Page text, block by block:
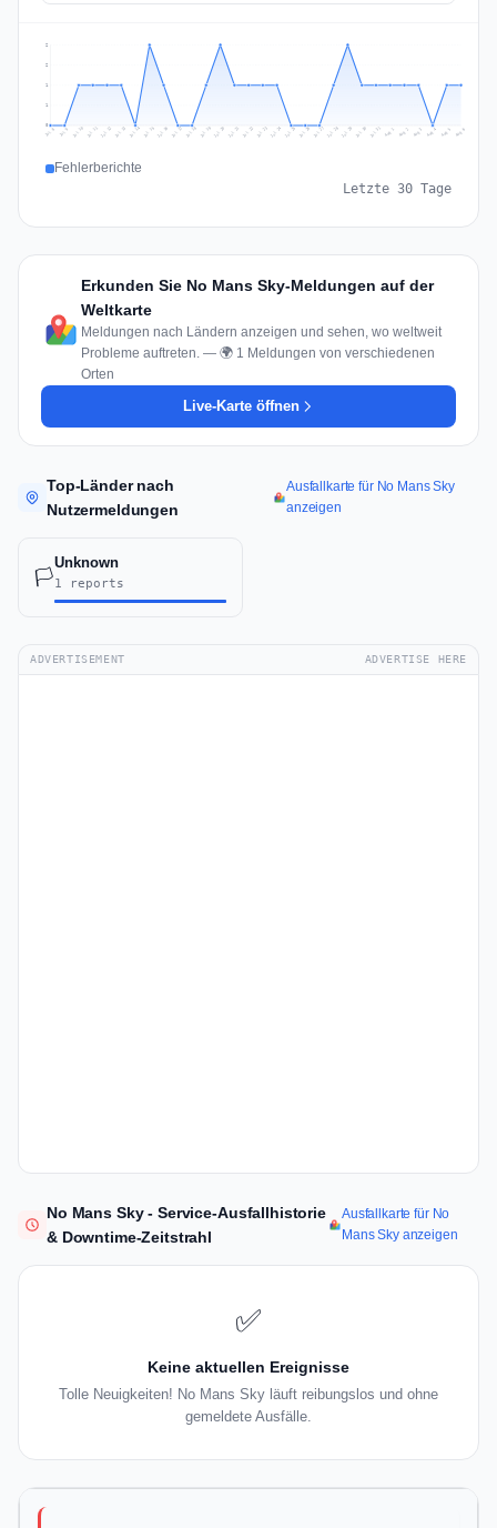
1
1
2
2
Jul 8 Jul 9 Jul 10 Jul 11 Jul 12 Jul 13 Jul 14 Jul 15 Jul 16 Jul 17 Jul 18 Jul 19 Jul 20 Jul 21 Jul 22 Jul 23 Jul 24 Jul 25 Jul 26 Jul 27 Jul 28 Jul 29 Jul 30 Jul 31 Aug 1 Aug 2 Aug 3 Aug 4 Aug 5 Aug 6
Fehlerberichte
Letzte 30 Tage
Erkunden Sie No Mans Sky-Meldungen auf der
Weltkarte
Meldungen nach Ländern anzeigen und sehen, wo weltweit
Probleme auftreten. — 🌍 1 Meldungen von verschiedenen
Orten
Live-Karte öffnen
Top-Länder nach
Nutzermeldungen
Ausfallkarte für No Mans Sky
anzeigen
🏳️
Unknown
1 reports
ADVERTISEMENT ADVERTISE HERE
No Mans Sky - Service-Ausfallhistorie
& Downtime-Zeitstrahl
Ausfallkarte für No
Mans Sky anzeigen
✅
Keine aktuellen Ereignisse
Tolle Neuigkeiten! No Mans Sky läuft reibungslos und ohne
gemeldete Ausfälle.